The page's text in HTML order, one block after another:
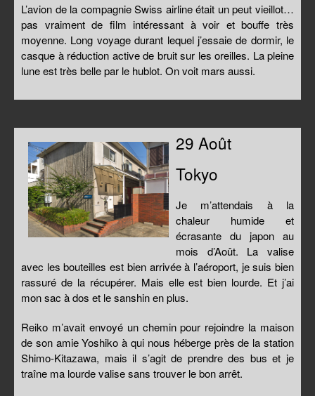
L’avion de la compagnie Swiss airline était un peut vieillot…
pas vraiment de film intéressant à voir et bouffe très
moyenne. Long voyage durant lequel j’essaie de dormir, le
casque à réduction active de bruit sur les oreilles. La pleine
lune est très belle par le hublot. On voit mars aussi.
29 Août
Tokyo
Je m’attendais à la
chaleur humide et
écrasante du japon au
mois d’Août. La valise
avec les bouteilles est bien arrivée à l’aéroport, je suis bien
rassuré de la récupérer. Mais elle est bien lourde. Et j’ai
mon sac à dos et le sanshin en plus.
Reiko m’avait envoyé un chemin pour rejoindre la maison
de son amie Yoshiko à qui nous héberge près de la station
Shimo-Kitazawa, mais il s’agit de prendre des bus et je
traîne ma lourde valise sans trouver le bon arrêt.